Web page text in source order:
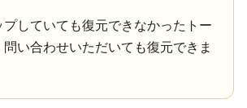
していても復元できなかったトー
問い合わせいただいても復元できま